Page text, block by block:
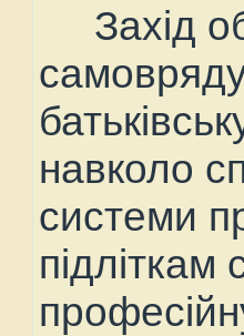
Захід
навколо
системи